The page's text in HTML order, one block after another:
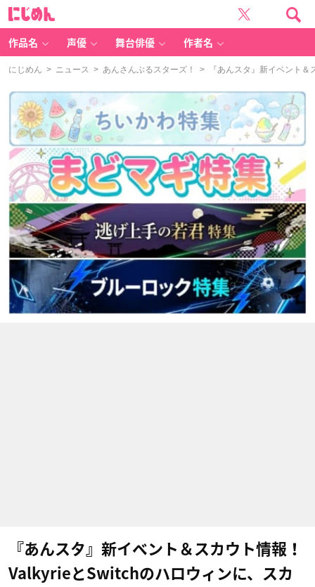
作品名 声優 舞台俳優 作者名
にじめん > ニュース > あんさんぶるスターズ！ > 『あんスタ』新イベント＆
『あんスタ』新イベント＆スカウト情報！
ValkyrieとSwitchのハロウィンに、スカ